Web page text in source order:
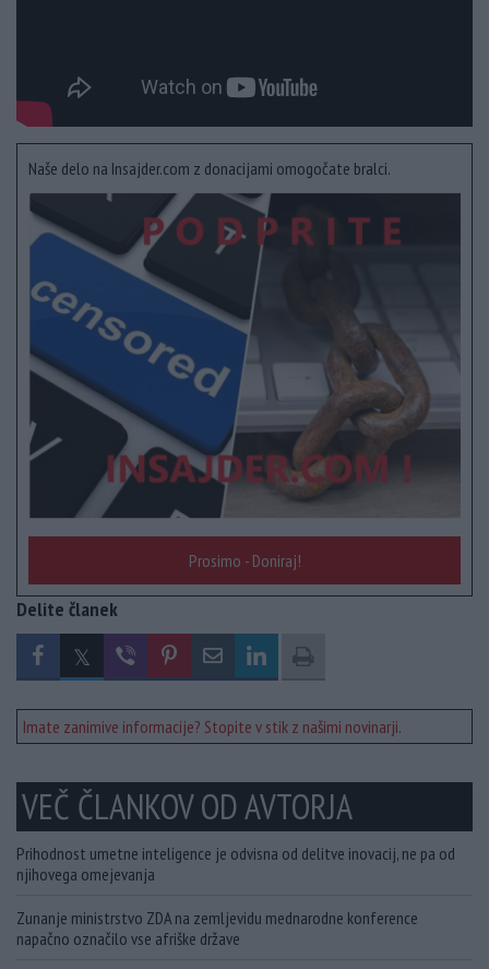
Naše delo na Insajder.com z donacijami omogočate bralci.
Prosimo - Doniraj!
Delite članek
Imate zanimive informacije? Stopite v stik z našimi novinarji.
VEČ ČLANKOV OD AVTORJA
Prihodnost umetne inteligence je odvisna od delitve inovacij, ne pa od
njihovega omejevanja
Zunanje ministrstvo ZDA na zemljevidu mednarodne konference
napačno označilo vse afriške države